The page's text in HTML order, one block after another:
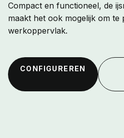
Compact en functioneel, de
maakt het ook mogelijk om
werkoppervlak.
CONFIGUREREN